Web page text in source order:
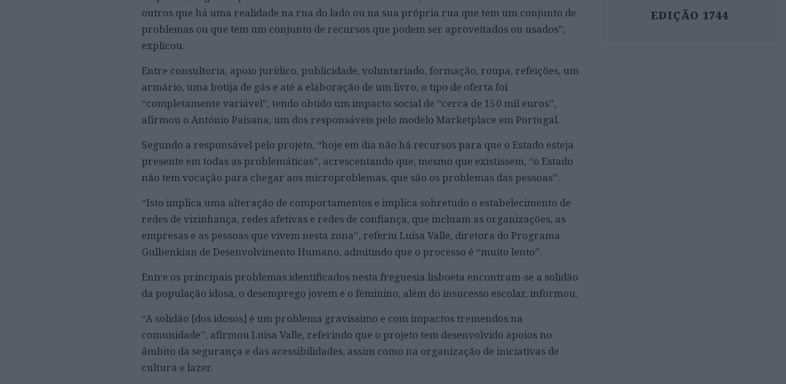
outros que há uma realidade na rua do lado ou na sua própria rua que tem um conjunto de
problemas ou que tem um conjunto de recursos que podem ser aproveitados ou usados”,
explicou.
Entre consultoria, apoio jurídico, publicidade, voluntariado, formação, roupa, refeições, um
armário, uma botija de gás e até a elaboração de um livro, o tipo de oferta foi
“completamente variável”, tendo obtido um impacto social de “cerca de 150 mil euros”,
afirmou o António Paisana, um dos responsáveis pelo modelo Marketplace em Portugal.
Segundo a responsável pelo projeto, “hoje em dia não há recursos para que o Estado esteja
presente em todas as problemáticas”, acrescentando que, mesmo que existissem, “o Estado
não tem vocação para chegar aos microproblemas, que são os problemas das pessoas”.
“Isto implica uma alteração de comportamentos e implica sobretudo o estabelecimento de
redes de vizinhança, redes afetivas e redes de confiança, que incluam as organizações, as
empresas e as pessoas que vivem nesta zona”, referiu Luísa Valle, diretora do Programa
Gulbenkian de Desenvolvimento Humano, admitindo que o processo é “muito lento”.
Entre os principais problemas identificados nesta freguesia lisboeta encontram-se a solidão
da população idosa, o desemprego jovem e o feminino, além do insucesso escolar, informou.
“A solidão [dos idosos] é um problema gravíssimo e com impactos tremendos na
comunidade”, afirmou Luísa Valle, referindo que o projeto tem desenvolvido apoios no
âmbito da segurança e das acessibilidades, assim como na organização de iniciativas de
cultura e lazer.
EDIÇÃO 1744